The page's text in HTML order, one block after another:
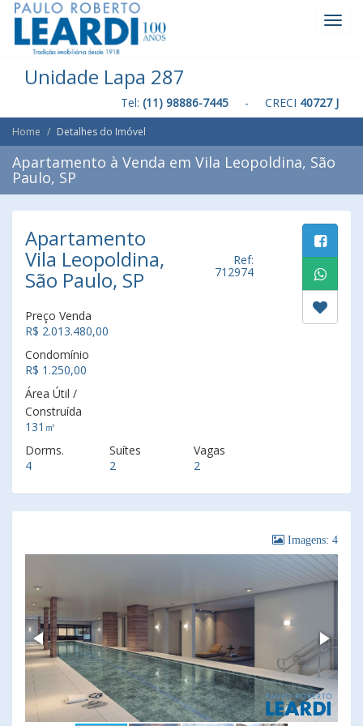
Unidade Lapa 287
Tel: (11) 98886-7445 - CRECI 40727 J
Home Detalhes do Imóvel
Apartamento à Venda em Vila Leopoldina, São
Paulo, SP
Apartamento
Vila Leopoldina,
São Paulo, SP
Ref:
712974
Preço Venda
R$ 2.013.480,00
Condomínio
R$ 1.250,00
Área Útil /
Construída
131㎡
Dorms.
4
Suítes
2
Vagas
2
Imagens: 4